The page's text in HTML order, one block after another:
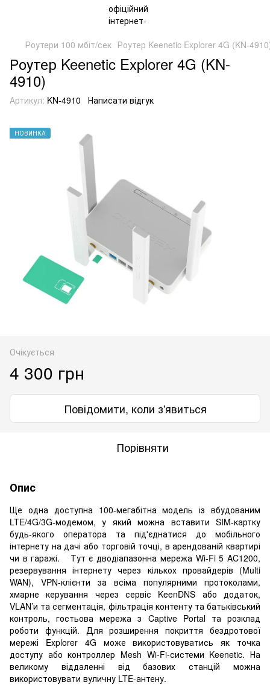
Роутери 100 мбіт/сек Роутер Keenetic Explorer 4G (KN-
Роутер Keenetic Explorer 4G (KN-
4910)
Артикул: KN-4910 Написати відгук
НОВИНКА
Очікується
4 300 грн
Повідомити, коли з'явиться
Порівняти
Опис
Ще одна доступна 100-мегабітна модель із вбудованим
LTE/4G/3G-модемом, у який можна вставити SIM-картку
будь-якого оператора та під'єднатися до мобільного
інтернету на дачі або торговій точці, в арендованій квартирі
чи в гаражі. Тут є дводіапазонна мережа Wi-Fi 5 AC1200,
резервування інтернету через кількох провайдерів (Multi
WAN), VPN-клієнти за всіма популярними протоколами,
хмарне керування через сервіс KeenDNS або додаток,
VLAN’и та сегментація, фільтрація контенту та батьківський
контроль, гостьова мережа з Captive Portal та розклад
роботи функцій. Для розширення покриття бездротової
мережі Explorer 4G може використовуватись як точка
доступу або контроллер Mesh Wi-Fi-системи Keenetic. На
великому віддаленні від базових станцій можна
використовувати вуличну LTE-антену.